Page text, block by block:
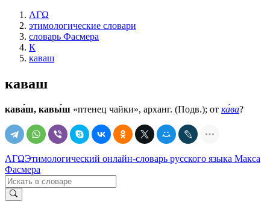
ΛΓΩ
этимологические словари
словарь Фасмера
К
каваш
каваш
кава́ш, кавы́ш «птенец чайки», арханг. (Подв.); от ка́ва?
ΛΓΩЭтимологический онлайн-словарь русского языка Макса
Фасмера